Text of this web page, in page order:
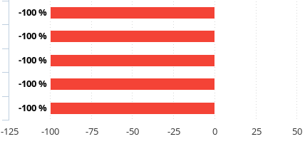
-100 %
-100 %
-100 %
-100 %
-100 %
-100
0
-125 -75 -50 -25 25 50